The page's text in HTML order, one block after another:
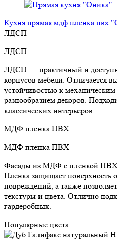
Кухня прямая мдф пленка пвх
ЛДСП
ЛДСП
ЛДСП — практичный и
корпусов мебели. Отличается
устойчивостью к
разнообразием декоров.
классических интерьеров.
МДФ пленка ПВХ
МДФ пленка ПВХ
Фасады из МДФ с пленкой
Пленка защищает поверхность
повреждений, а также
текстуры и цвета. Отлично
гардеробных.
Популярные цвета